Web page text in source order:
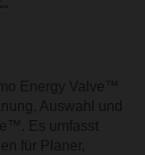
Energy Valve™
Auswahl und
Es umfasst
für Planer,